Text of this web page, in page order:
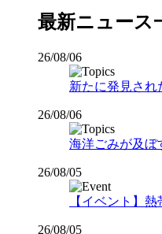
最新ニュース
26/08/06
新たに発見さ
26/08/06
海洋ごみが及
26/08/05
【イベント】
26/08/05